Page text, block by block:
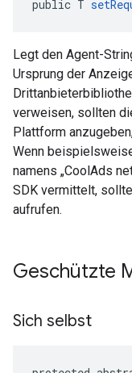
public T
Legt den Agent-
Ursprung der
verweisen, sollten
Plattform
Wenn
namens „CoolAds
SDK vermittelt,
aufrufen.
Geschützte
Sich selbst